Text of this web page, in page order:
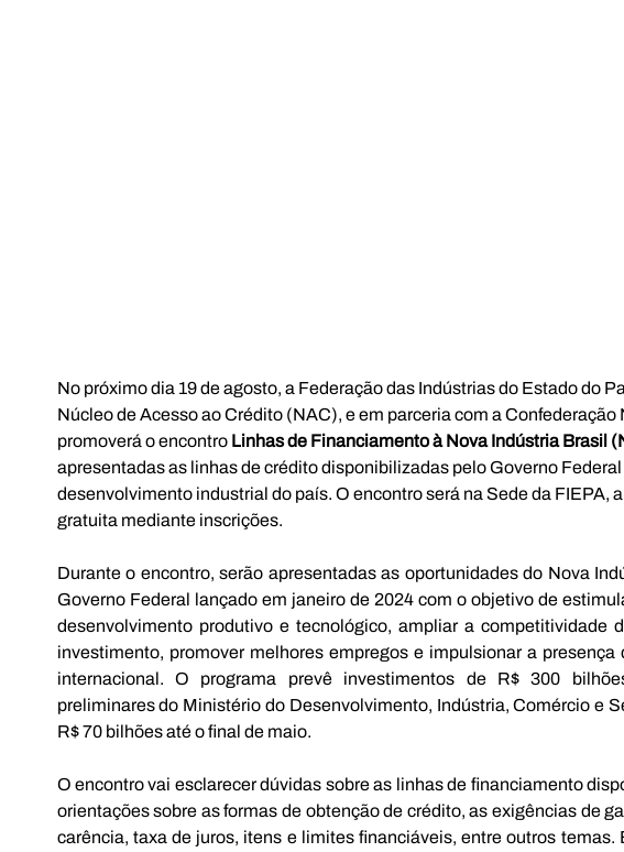
No próximo dia 19 de agosto, a Federação das Indústrias do Estado do
Núcleo de Acesso ao Crédito (NAC), e em parceria com a Confederação
promoverá o encontro Linhas de Financiamento à Nova Indústria Brasil
apresentadas as linhas de crédito disponibilizadas pelo Governo
desenvolvimento industrial do país. O encontro será na Sede da FIEPA,
gratuita mediante inscrições.
Durante o encontro, serão apresentadas as oportunidades do Nova
Governo Federal lançado em janeiro de 2024 com o objetivo de
desenvolvimento produtivo e tecnológico, ampliar a competitividade
investimento, promover melhores empregos e impulsionar a
internacional. O programa prevê investimentos de R$ 300
preliminares do Ministério do Desenvolvimento, Indústria, Comércio e
R$ 70 bilhões até o final de maio.
O encontro vai esclarecer dúvidas sobre as linhas de financiamento
orientações sobre as formas de obtenção de crédito, as exigências de
carência, taxa de juros, itens e limites financiáveis, entre outros